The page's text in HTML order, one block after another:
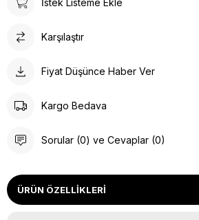
İstek Listeme Ekle
Karşılaştır
Fiyat Düşünce Haber Ver
Kargo Bedava
Sorular (0) ve Cevaplar (0)
ÜRÜN ÖZELLIKLERI